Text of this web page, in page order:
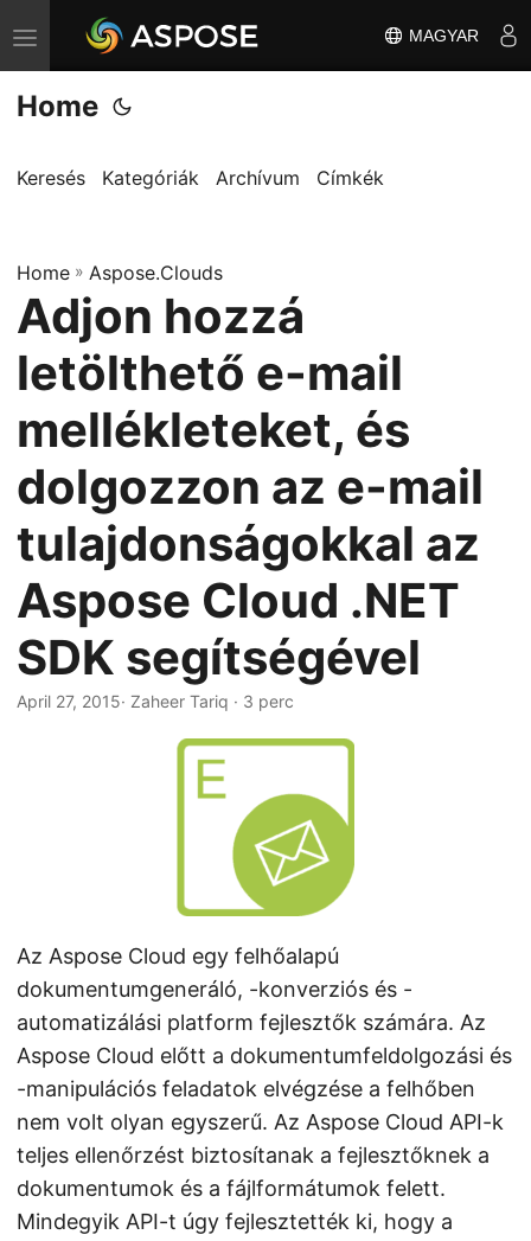
T
o
g
l
a
v
i
g
i
o
n
MAGYAR
Home
Keresés Kategóriák Archívum Címkék
Home » Aspose.Clouds
Adjon hozzá
letölthető e-mail
mellékleteket, és
dolgozzon az e-mail
tulajdonságokkal az
Aspose Cloud .NET
SDK segítségével
April 27, 2015· Zaheer Tariq · 3 perc
Az Aspose Cloud egy felhőalapú
dokumentumgeneráló, -konverziós és -
automatizálási platform fejlesztők számára. Az
Aspose Cloud előtt a dokumentumfeldolgozási és
-manipulációs feladatok elvégzése a felhőben
nem volt olyan egyszerű. Az Aspose Cloud API-k
teljes ellenőrzést biztosítanak a fejlesztőknek a
dokumentumok és a fájlformátumok felett.
Mindegyik API-t úgy fejlesztették ki, hogy a